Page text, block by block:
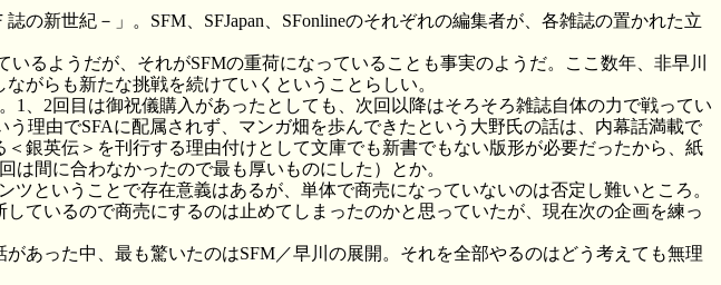
新世紀－」。SFM、SFJapan、SFonlineのそれぞれの編集者が、各雑誌の置かれた立
るようだが、それがSFMの重荷になっていることも事実のようだ。ここ数年、非早川
がらも新たな挑戦を続けていくということらしい。
、2回目は御祝儀購入があったとしても、次回以降はそろそろ雑誌自体の力で戦ってい
理由でSFAに配属されず、マンガ畑を歩んできたという大野氏の話は、内幕話満載で
銀英伝＞を刊行する理由付けとして文庫でも新書でもない版形が必要だったから、紙
間に合わなかったので最も厚いものにした）とか。
ということで存在意義はあるが、単体で商売になっていないのは否定し難いところ。
ているので商売にするのは止めてしまったのかと思っていたが、現在次の企画を練っ
あった中、最も驚いたのはSFM／早川の展開。それを全部やるのはどう考えても無理